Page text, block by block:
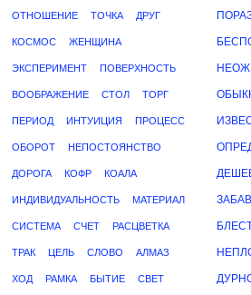
ОТНОШЕНИЕ ТОЧКА ДРУГ
КОСМОС ЖЕНЩИНА
ЭКСПЕРИМЕНТ ПОВЕРХНОСТЬ
ВООБРАЖЕНИЕ СТОЛ ТОРГ
ПЕРИОД ИНТУИЦИЯ ПРОЦЕСС
ОБОРОТ НЕПОСТОЯНСТВО
ДОРОГА КОФР КОАЛА
ИНДИВИДУАЛЬНОСТЬ МАТЕРИАЛ
СИСТЕМА СЧЕТ РАСЦВЕТКА
ТРАК ЦЕЛЬ СЛОВО АЛМАЗ
ХОД РАМКА БЫТИЕ СВЕТ